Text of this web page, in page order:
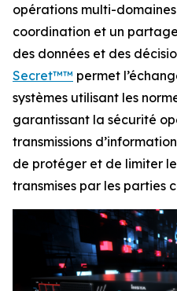
opérations multi-
coordination et un
des données et des
Secret™™ permet
systèmes utilisant les
garantissant la sécurité
transmissions
de protéger et de limiter
transmises par les parties